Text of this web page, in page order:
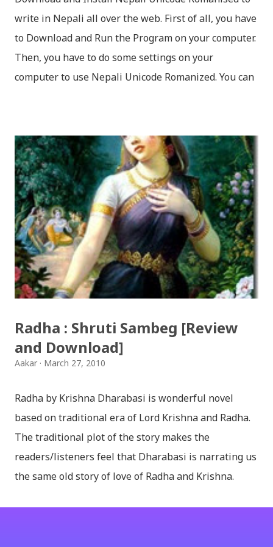
write in Nepali all over the web. First of all, you have
to Download and Run the Program on your computer.
Then, you have to do some settings on your
computer to use Nepali Unicode Romanized. You can
Install Nepali Unicode Romanized in Windows XP:
Install: Run setup file; Go to control Panel; Open
Language and Regional settings; Open Regional
Language Options; Go to Language Options & tick on
check box (install files..... Thai, instal....east
Asian...languages): Click apply-it might ask for
windows CD: Insert CD or you can directly copy
"i386" files too; And install all: then you have done;
Click for details; Then click add a tab; A new popup
"Nepali unicode (romanized)" in second box; Click
"ok"; You have successfully installed it; P...
Radha : Shruti Sambeg [Review
and Download]
Aakar March 27, 2010
Radha by Krishna Dharabasi is wonderful novel
based on traditional era of Lord Krishna and Radha.
The traditional plot of the story makes the
readers/listeners feel that Dharabasi is narrating us
the same old story of love of Radha and Krishna.